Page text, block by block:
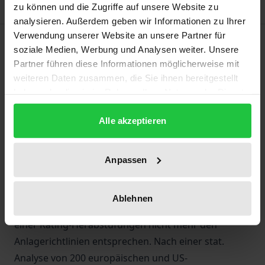
zu können und die Zugriffe auf unsere Website zu
analysieren. Außerdem geben wir Informationen zu Ihrer
Verwendung unserer Website an unsere Partner für
soziale Medien, Werbung und Analysen weiter. Unsere
Partner führen diese Informationen möglicherweise mit
weiteren Daten zusammen, die Sie ihnen bereitgestellt
gesammelt haben.
Alle akzeptieren
Anpassen
Ablehnen
Beschreibung
Durch die Finanzkrise 2008 wurden der
Kapitalmärkten in den Fokus gerückt sowie Zweifel
an der Qualität der von den Agenturen
veröffentlichten Ratings bestätigt. Im Kontext
regulatorischer Bemühungen den Einfluss von
Ratings einzuschränken, setzt sich das Werk mit der
einer Rating-Herabstufungen nicht mehr den
Anlagerichtlinien entsprechen. Nach einer stat.
Analyse von 200 europäischen und US-